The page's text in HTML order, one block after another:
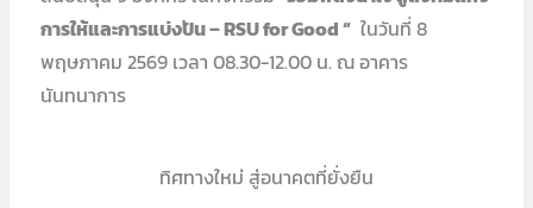
การให้และการแบ่งปัน – RSU for Good “ในวันที่ 8
พฤษภาคม 2569 เวลา 08.30-12.00 น. ณ อาคาร
นันทนาการ
ทิศทางใหม่ สู่อนาคตที่ยั่งยืน